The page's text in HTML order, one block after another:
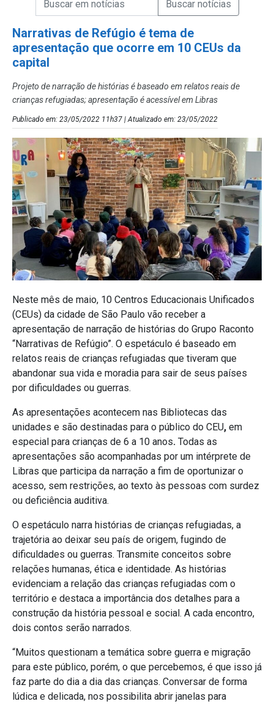
Narrativas de Refúgio é tema de
apresentação que ocorre em 10 CEUs da
capital
Projeto de narração de histórias é baseado em relatos reais de
crianças refugiadas; apresentação é acessível em Libras
Publicado em: 23/05/2022 11h37 | Atualizado em: 23/05/2022
Neste mês de maio, 10 Centros Educacionais Unificados
(CEUs) da cidade de São Paulo vão receber a
apresentação de narração de histórias do Grupo Raconto
“Narrativas de Refúgio”. O espetáculo é baseado em
relatos reais de crianças refugiadas que tiveram que
abandonar sua vida e moradia para sair de seus países
por dificuldades ou guerras.
As apresentações acontecem nas Bibliotecas das
unidades e são destinadas para o público do CEU, em
especial para crianças de 6 a 10 anos. Todas as
apresentações são acompanhadas por um intérprete de
Libras que participa da narração a fim de oportunizar o
acesso, sem restrições, ao texto às pessoas com surdez
ou deficiência auditiva.
O espetáculo narra histórias de crianças refugiadas, a
trajetória ao deixar seu país de origem, fugindo de
dificuldades ou guerras. Transmite conceitos sobre
relações humanas, ética e identidade. As histórias
evidenciam a relação das crianças refugiadas com o
território e destaca a importância dos detalhes para a
construção da história pessoal e social. A cada encontro,
dois contos serão narrados.
“Muitos questionam a temática sobre guerra e migração
para este público, porém, o que percebemos, é que isso já
faz parte do dia a dia das crianças. Conversar de forma
lúdica e delicada, nos possibilita abrir janelas para